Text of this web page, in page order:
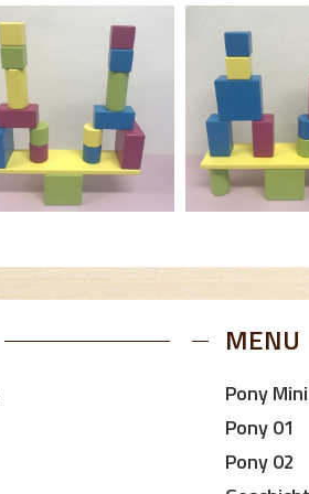
MENU
Pony Mini
Pony 01
Pony 02